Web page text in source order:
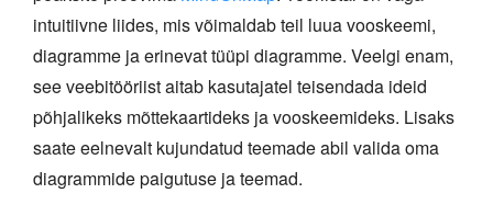
intuitiivne liides, mis võimaldab teil luua vooskeemi,
diagramme ja erinevat tüüpi diagramme. Veelgi enam,
see veebitööriist aitab kasutajatel teisendada ideid
põhjalikeks mõttekaartideks ja vooskeemideks. Lisaks
saate eelnevalt kujundatud teemade abil valida oma
diagrammide paigutuse ja teemad.